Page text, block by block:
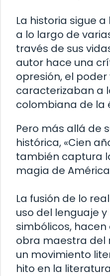
La historia sigue
a lo largo de
través de sus
autor hace una
opresión, el
caracterizaban a
colombiana de la
Pero más allá de
histórica, «Cien
también captura
magia de
La fusión de lo
uso del lenguaje
simbólicos,
obra maestra del
un movimiento
hito en la